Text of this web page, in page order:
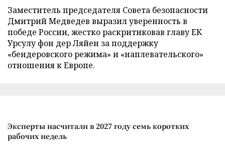
Заместитель председателя Совета безопасности
Дмитрий Медведев выразил уверенность в
победе России, жестко раскритиковав главу ЕК
Урсулу фон дер Ляйен за поддержку
«бендеровского режима» и «наплевательского»
отношения к Европе.
Эксперты насчитали в 2027 году семь коротких
рабочих недель